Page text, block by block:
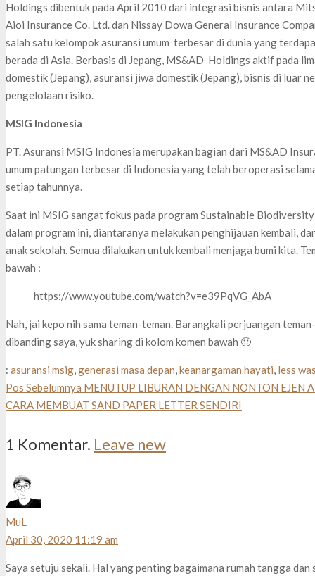
Holdings dibentuk pada April 2010 dari integrasi bisnis antara
Aioi Insurance Co. Ltd. dan Nissay Dowa General Insurance
salah satu kelompok asuransi umum terbesar di dunia yang
berada di Asia. Berbasis di Jepang, MS&AD Holdings aktif pada
domestik (Jepang), asuransi jiwa domestik (Jepang), bisnis di luar
pengelolaan risiko.
MSIG Indonesia
PT. Asuransi MSIG Indonesia merupakan bagian dari MS&AD
umum patungan terbesar di Indonesia yang telah beroperasi
setiap tahunnya.
Saat ini MSIG sangat fokus pada program Sustainable
dalam program ini, diantaranya melakukan penghijauan kembali,
anak sekolah. Semua dilakukan untuk kembali menjaga bumi kita.
bawah :
https://www.youtube.com/watch?v=e39PqVG_AbA
Nah, jai kepo nih sama teman-teman. Barangkali perjuangan
dibanding saya, yuk sharing di kolom komen bawah 🙂
: asuransi msig,generasi masa depan,keanargaman hayati, less
Pos Sebelumnya MENUTUP LIBURAN DENGAN NONTON EJEN
CARA MEMBUAT SAND PAPER LETTER SENDIRI
1 Komentar. Leave new
MuL
April 30, 2020 11:19 am
Saya setuju sekali. Hal yang penting bagaimana rumah tangga